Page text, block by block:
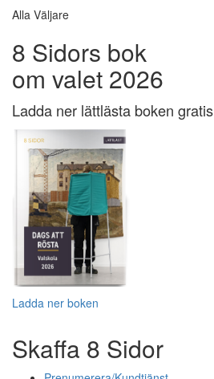
Alla Väljare
8 Sidors bok
om valet 2026
Ladda ner lättlästa boken gratis
Ladda ner boken
Skaffa 8 Sidor